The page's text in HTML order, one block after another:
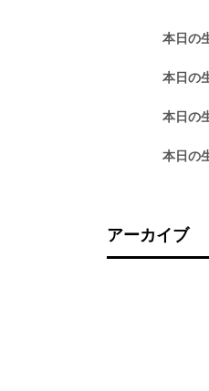
本日の
本日の
本日の
本日の
アーカイブ